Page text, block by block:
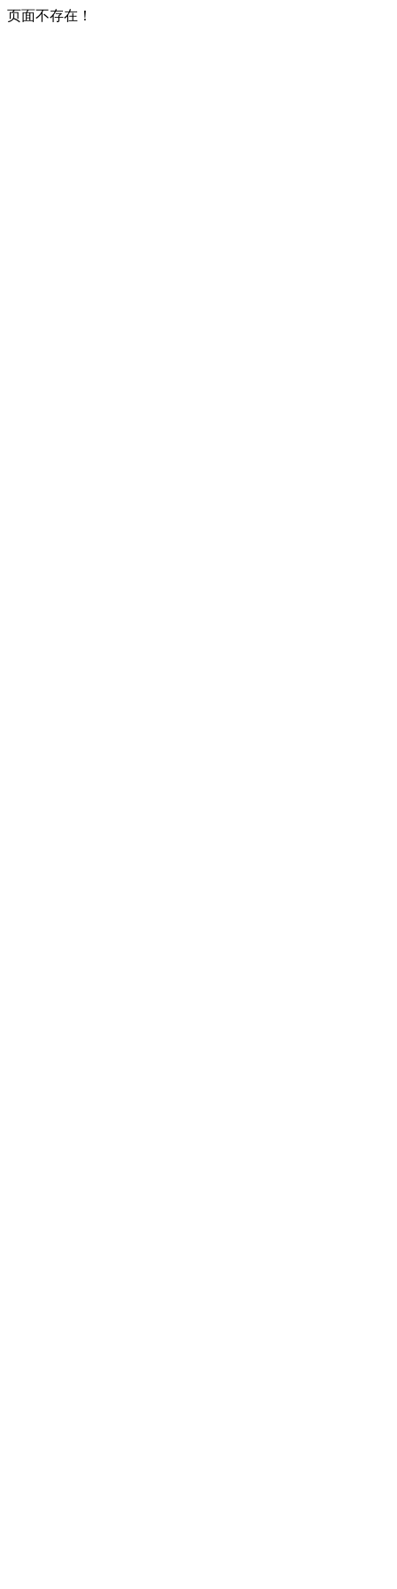
页面不存在！